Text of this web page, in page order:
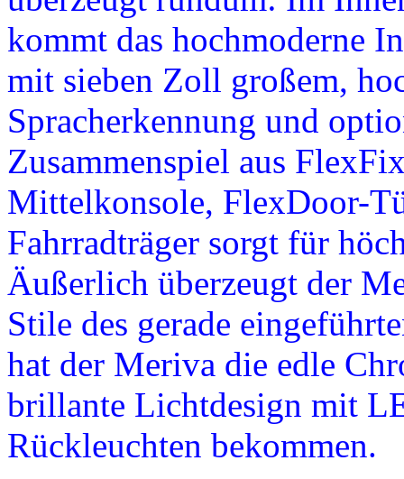
kommt das hochmoderne
mit sieben Zoll großem,
Spracherkennung und
Zusammenspiel aus
Mittelkonsole, FlexDoor-
Fahrradträger sorgt für
Äußerlich überzeugt der
Stile des gerade
hat der Meriva die edle
brillante Lichtdesign mit
Rückleuchten bekommen.